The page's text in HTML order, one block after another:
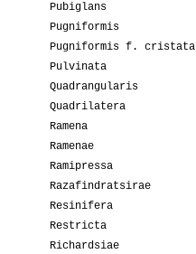
Pubiglans
Pugniformis
Pugniformis f. cristata
Pulvinata
Quadrangularis
Quadrilatera
Ramena
Ramenae
Ramipressa
Razafindratsirae
Resinifera
Restricta
Richardsiae